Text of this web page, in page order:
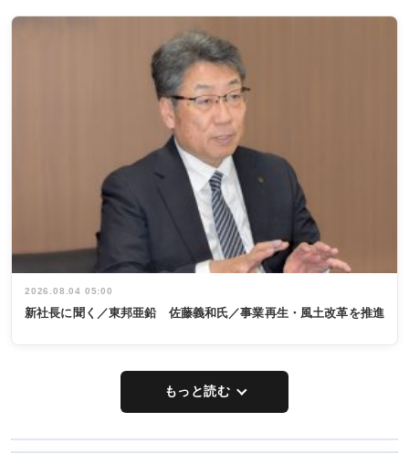
2026.08.04 05:00
新社長に聞く／東邦亜鉛 佐藤義和氏／事業再生・風土改革を推進
もっと読む